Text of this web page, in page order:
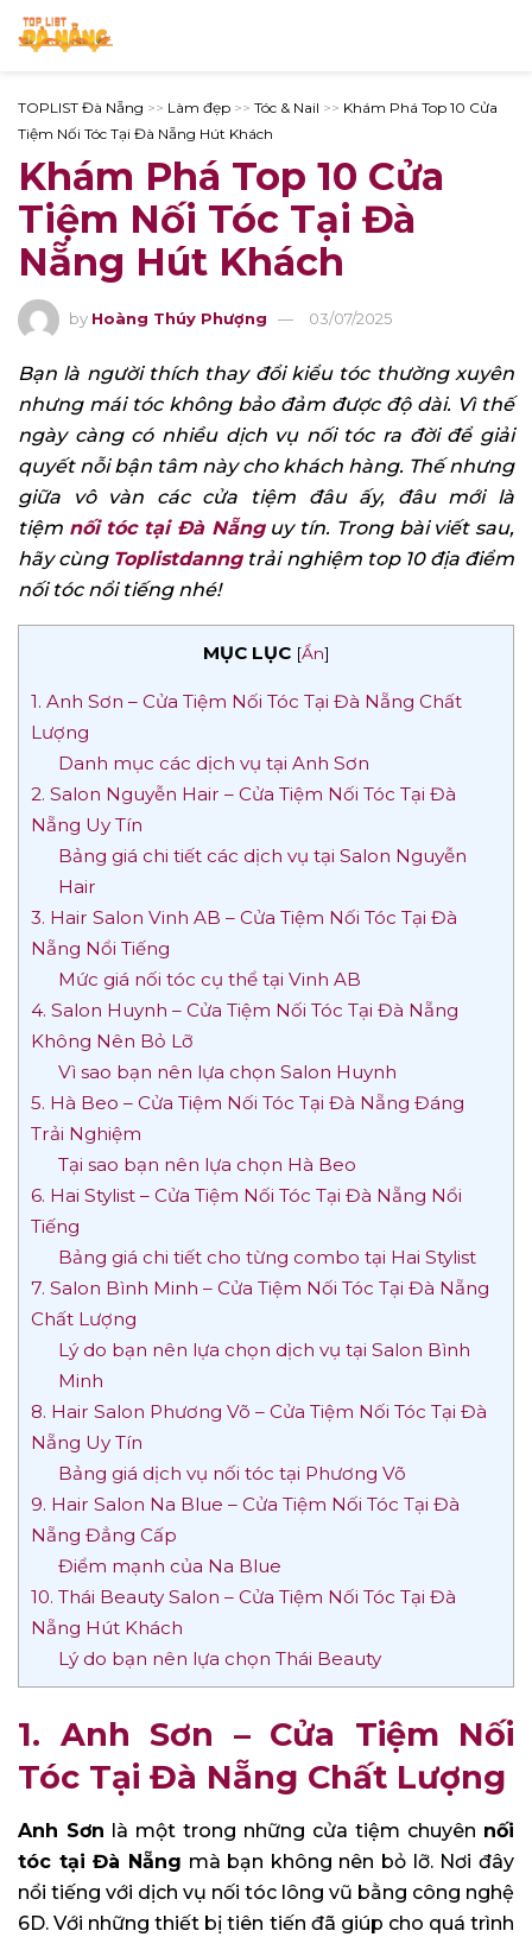
TOPLIST Đà Nẵng >> Làm đẹp >> Tóc & Nail >> Khám Phá Top 10 Cửa
Tiệm Nối Tóc Tại Đà Nẵng Hút Khách
Khám Phá Top 10 Cửa
Tiệm Nối Tóc Tại Đà
Nẵng Hút Khách
by Hoàng Thúy Phượng 03/07/2025
Bạn là người thích thay đổi kiểu tóc thường xuyên
nhưng mái tóc không bảo đảm được độ dài. Vì thế
ngày càng có nhiều dịch vụ nối tóc ra đời để giải
quyết nỗi bận tâm này cho khách hàng. Thế nhưng
giữa vô vàn các cửa tiệm đâu ấy, đâu mới là
tiệm nối tóc tại Đà Nẵnguy tín. Trong bài viết sau,
hãy cùng Toplistdanngtrải nghiệm top 10 địa điểm
nối tóc nổi tiếng nhé!
MỤC LỤC [Ẩn]
1. Anh Sơn – Cửa Tiệm Nối Tóc Tại Đà Nẵng Chất
Lượng
Danh mục các dịch vụ tại Anh Sơn
2. Salon Nguyễn Hair – Cửa Tiệm Nối Tóc Tại Đà
Nẵng Uy Tín
Bảng giá chi tiết các dịch vụ tại Salon Nguyễn
Hair
3. Hair Salon Vinh AB – Cửa Tiệm Nối Tóc Tại Đà
Nẵng Nổi Tiếng
Mức giá nối tóc cụ thể tại Vinh AB
4. Salon Huynh – Cửa Tiệm Nối Tóc Tại Đà Nẵng
Không Nên Bỏ Lỡ
Vì sao bạn nên lựa chọn Salon Huynh
5. Hà Beo – Cửa Tiệm Nối Tóc Tại Đà Nẵng Đáng
Trải Nghiệm
Tại sao bạn nên lựa chọn Hà Beo
6. Hai Stylist – Cửa Tiệm Nối Tóc Tại Đà Nẵng Nổi
Tiếng
Bảng giá chi tiết cho từng combo tại Hai Stylist
7. Salon Bình Minh – Cửa Tiệm Nối Tóc Tại Đà Nẵng
Chất Lượng
Lý do bạn nên lựa chọn dịch vụ tại Salon Bình
Minh
8. Hair Salon Phương Võ – Cửa Tiệm Nối Tóc Tại Đà
Nẵng Uy Tín
Bảng giá dịch vụ nối tóc tại Phương Võ
9. Hair Salon Na Blue – Cửa Tiệm Nối Tóc Tại Đà
Nẵng Đẳng Cấp
Điểm mạnh của Na Blue
10. Thái Beauty Salon – Cửa Tiệm Nối Tóc Tại Đà
Nẵng Hút Khách
Lý do bạn nên lựa chọn Thái Beauty
1. Anh Sơn – Cửa Tiệm Nối
Tóc Tại Đà Nẵng Chất Lượng
Anh Sơn là một trong những cửa tiệm chuyên nối
tóc tại Đà Nẵng mà bạn không nên bỏ lỡ. Nơi đây
nổi tiếng với dịch vụ nối tóc lông vũ bằng công nghệ
6D. Với những thiết bị tiên tiến đã giúp cho quá trình